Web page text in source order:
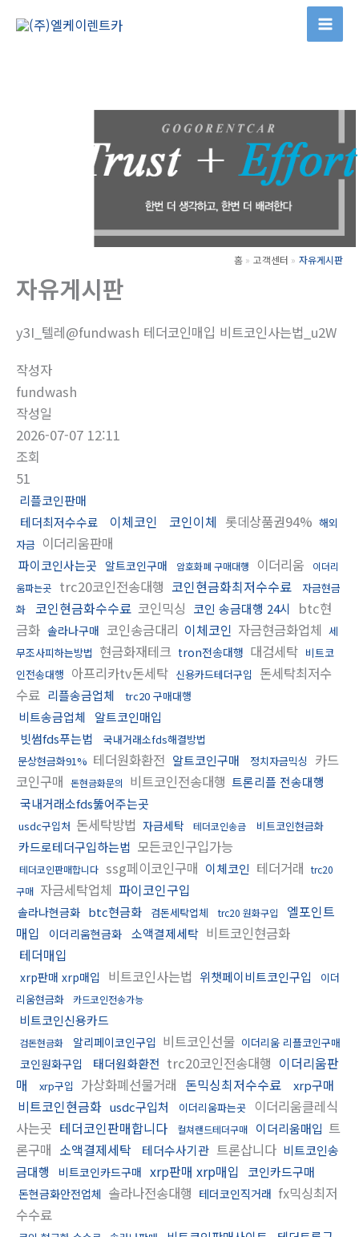
홈 고객센터 자유게시판
자유게시판
y3I_텔레@fundwash 테더코인매입 비트코인사는법_u2W
작성자
fundwash
작성일
2026-07-07 12:11
조회
51
리플코인판매
테더최저수수료
이체코인 코인이체 롯데상품권94% 해외
자금 이더리움판매
파이코인사는곳 알트코인구매 암호화폐 구매대행 이더리움
이더리
움파는곳
trc20코인전송대행 코인현금화최저수수료
자금현금
화
코인현금화수수료 코인믹싱 코인 송금대행 24시
btc현
금화 솔라나구매 코인송금대리 이체코인 자금현금화업체 세
무조사피하는방법 현금화재테크 tron전송대행 대검세탁 비트코
인전송대행 아프리카tv돈세탁 신용카드테더구입
돈세탁최저수
수료 리플송금업체 trc20 구매대행
비트송금업체
알트코인매입
빗썸fds푸는법
국내거래소fds해결방법
문상현금화91% 테더원화환전 알트코인구매 정치자금믹싱
카드
코인구매 돈현금화문의 비트코인전송대행 트론리플 전송대행
국내거래소fds뚫어주는곳
usdc구입처 돈세탁방법 자금세탁 테더코인송금 비트코인현금화
카드로테더구입하는법 모든코인구입가능
테더코인판매합니다 ssg페이코인구매 이체코인 테더거래 trc20
구매 자금세탁업체 파이코인구입
솔라나현금화 btc현금화 검돈세탁업체 trc20 원화구입
엘포인트
매입
이더리움현금화 소액결제세탁 비트코인현금화
테더매입
xrp판매 xrp매입 비트코인사는법 위챗페이비트코인구입
이더
리움현금화
카드코인전송가능
비트코인신용카드
검돈현금화 알리페이코인구입 비트코인선물 이더리움 리플코인구매
코인원화구입 태더원화환전 trc20코인전송대행 이더리움판
매
xrp구입 가상화폐선물거래 돈믹싱최저수수료 xrp구매
비트코인현금화 usdc구입처 이더리움파는곳
이더리움클레식
사는곳 테더코인판매합니다 컬쳐랜드테더구매 이더리움매입 트
론구매 소액결제세탁 테더수사기관 트론삽니다 비트코인송
금대행
비트코인카드구매 xrp판매 xrp매입 코인카드구매
돈현금화안전업체 솔라나전송대행 테더코인직거래 fx믹싱최저
수수료